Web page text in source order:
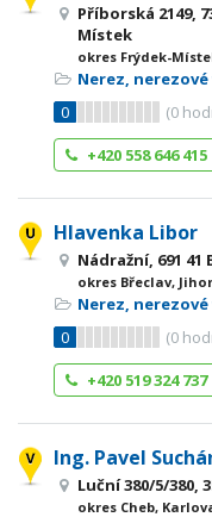
Příborská 2149,
Místek
okres Frýdek-
Nerez,
0
(0
+420 558 646 415
Hlavenka Libor
Nádražní, 691
okres Břeclav,
Nerez,
0
(0
+420 519 324 737
Ing. Pavel
Luční 380/5/380,
okres Cheb,